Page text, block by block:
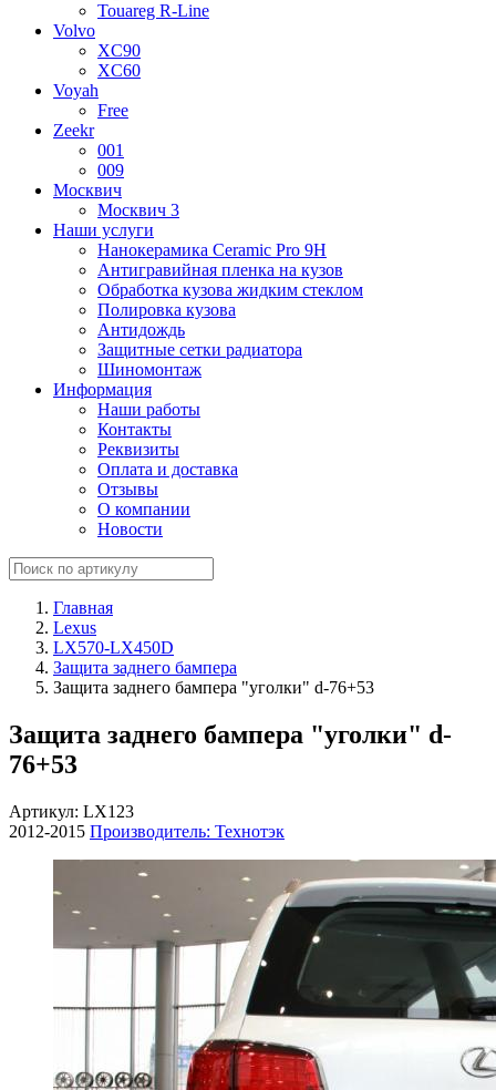
Touareg R-Line
Volvo
XC90
XC60
Voyah
Free
Zeekr
001
009
Москвич
Москвич 3
Наши услуги
Нанокерамика Ceramic Pro 9H
Антигравийная пленка на кузов
Обработка кузова жидким стеклом
Полировка кузова
Антидождь
Защитные сетки радиатора
Шиномонтаж
Информация
Наши работы
Контакты
Реквизиты
Оплата и доставка
Отзывы
О компании
Новости
Главная
Lexus
LX570-LX450D
Защита заднего бампера
Защита заднего бампера "уголки" d-76+53
Защита заднего бампера "уголки" d-
76+53
Артикул: LX123
2012-2015 Производитель: Технотэк